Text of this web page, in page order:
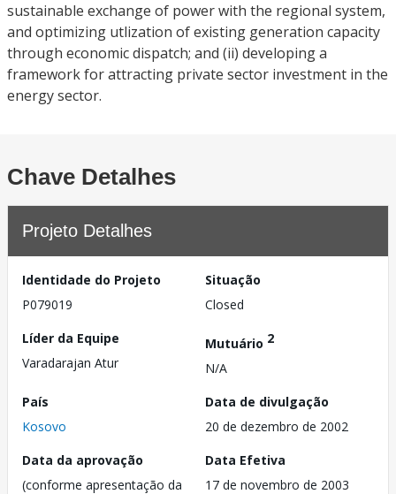
sustainable exchange of power with the regional system,
and optimizing utlization of existing generation capacity
through economic dispatch; and (ii) developing a
framework for attracting private sector investment in the
energy sector.
Chave Detalhes
Projeto Detalhes
Identidade do Projeto
P079019
Situação
Closed
Líder da Equipe
Varadarajan Atur
Mutuário 2
N/A
País
Kosovo
Data de divulgação
20 de dezembro de 2002
Data da aprovação
(conforme apresentação da
Data Efetiva
17 de novembro de 2003